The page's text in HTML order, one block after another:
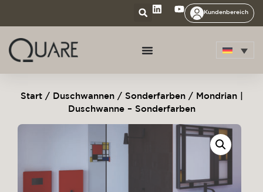
Kundenbereich
Start/ Duschwannen/ Sonderfarben/ Mondrian |
Duschwanne – Sonderfarben